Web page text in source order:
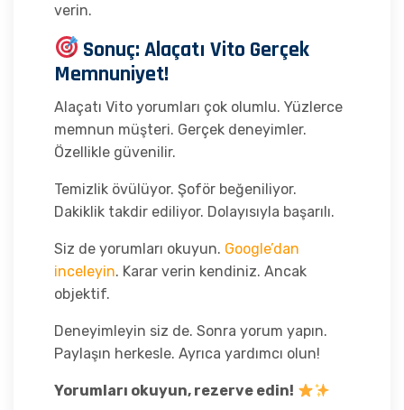
verin.
Sonuç: Alaçatı Vito Gerçek
Memnuniyet!
Alaçatı Vito yorumları çok olumlu. Yüzlerce
memnun müşteri. Gerçek deneyimler.
Özellikle güvenilir.
Temizlik övülüyor. Şoför beğeniliyor.
Dakiklik takdir ediliyor. Dolayısıyla başarılı.
Siz de yorumları okuyun. Google’dan
inceleyin. Karar verin kendiniz. Ancak
objektif.
Deneyimleyin siz de. Sonra yorum yapın.
Paylaşın herkesle. Ayrıca yardımcı olun!
Yorumları okuyun, rezerve edin!